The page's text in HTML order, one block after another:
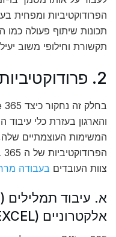
הפרודוקטיביות ומפחית
תכונות שיתוף פעולה
תקשורת וחילופי משוב
2. פרודוקטיביות וארגון
והארגון בעזרת כלי עיבוד
המשימות העוצמתיים
צוות העובדים בעבודה
אלקטרוניים (EXCEL)